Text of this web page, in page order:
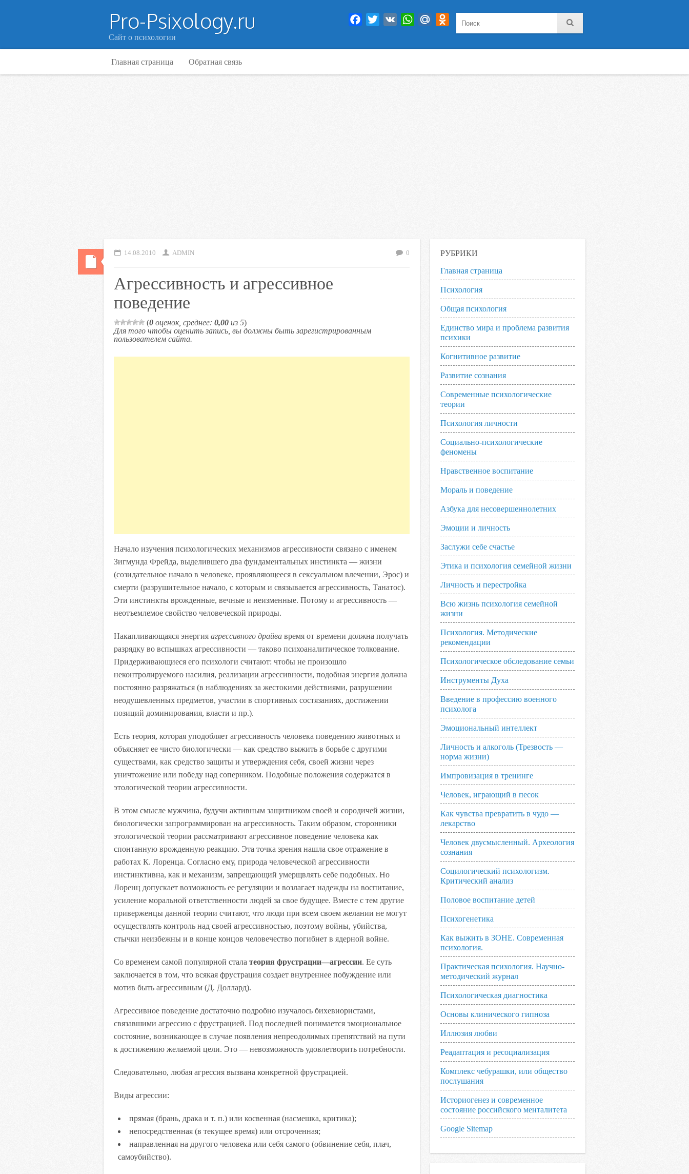
Pro-Psixology.ru
Сайт о психологии
Facebook
Twitter VK WhatsAppMail.RuOdnoklassniki
Главная страница Обратная связь
14.08.2010 ADMIN 0
Агрессивность и агрессивное
поведение
(0 оценок, среднее: 0,00 из 5)
Для того чтобы оценить запись, вы должны быть зарегистрированным
пользователем сайта.
Начало изучения психологических механизмов агрессивности связано с именем
Зигмунда Фрейда, выделившего два фундаментальных инстинкта — жизни
(созидательное начало в человеке, проявляющееся в сексуальном влечении, Эрос) и
смерти (разрушительное начало, с которым и связывается агрессивность, Танатос).
Эти инстинкты врожденные, вечные и неизменные. Потому и агрессивность —
неотъемлемое свойство человеческой природы.
Накапливающаяся энергия агрессивного драйва время от времени должна получать
разрядку во вспышках агрессивности — таково психоаналитическое толкование.
Придерживающиеся его психологи считают: чтобы не произошло
неконтролируемого насилия, реализации агрессивности, подобная энергия должна
постоянно разряжаться (в наблюдениях за жестокими действиями, разрушении
неодушевленных предметов, участии в спортивных состязаниях, достижении
позиций доминирования, власти и пр.).
Есть теория, которая уподобляет агрессивность человека поведению животных и
объясняет ее чисто биологически — как средство выжить в борьбе с другими
существами, как средство защиты и утверждения себя, своей жизни через
уничтожение или победу над соперником. Подобные положения содержатся в
этологической теории агрессивности.
В этом смысле мужчина, будучи активным защитником своей и сородичей жизни,
биологически запрограммирован на агрессивность. Таким образом, сторонники
этологической теории рассматривают агрессивное поведение человека как
спонтанную врожденную реакцию. Эта точка зрения нашла свое отражение в
работах К. Лоренца. Согласно ему, природа человеческой агрессивности
инстинктивна, как и механизм, запрещающий умерщвлять себе подобных. Но
Лоренц допускает возможность ее регуляции и возлагает надежды на воспитание,
усиление моральной ответственности людей за свое будущее. Вместе с тем другие
приверженцы данной теории считают, что люди при всем своем желании не могут
осуществлять контроль над своей агрессивностью, поэтому войны, убийства,
стычки неизбежны и в конце концов человечество погибнет в ядерной войне.
Со временем самой популярной стала теория фрустрации—агрессии. Ее суть
заключается в том, что всякая фрустрация создает внутреннее побуждение или
мотив быть агрессивным (Д. Доллард).
Агрессивное поведение достаточно подробно изучалось бихевиористами,
связавшими агрессию с фрустрацией. Под последней понимается эмоциональное
состояние, возникающее в случае появления непреодолимых препятствий на пути
к достижению желаемой цели. Это — невозможность удовлетворить потребности.
Следовательно, любая агрессия вызвана конкретной фрустрацией.
Виды агрессии:
прямая (брань, драка и т. п.) или косвенная (насмешка, критика);
непосредственная (в текущее время) или отсроченная;
направленная на другого человека или себя самого (обвинение себя, плач,
самоубийство).
РУБРИКИ
Главная страница
Психология
Общая психология
Единство мира и проблема развития
психики
Когнитивное развитие
Развитие сознания
Современные психологические
теории
Психология личности
Социально-психологические
феномены
Нравственное воспитание
Мораль и поведение
Азбука для несовершеннолетних
Эмоции и личность
Заслужи себе счастье
Этика и психология семейной жизни
Личность и перестройка
Всю жизнь психология семейной
жизни
Психология. Методические
рекомендации
Психологическое обследование семьи
Инструменты Духа
Введение в профессию военного
психолога
Эмоциональный интеллект
Личность и алкоголь (Трезвость —
норма жизни)
Импровизация в тренинге
Человек, играющий в песок
Как чувства превратить в чудо —
лекарство
Человек двусмысленный. Археология
сознания
Социлогический психологизм.
Критический анализ
Половое воспитание детей
Психогенетика
Как выжить в ЗОНЕ. Современная
психология.
Практическая психология. Научно-
методический журнал
Психологическая диагностика
Основы клинического гипноза
Иллюзия любви
Реадаптация и ресоциализация
Комплекс чебурашки, или общество
послушания
Историогенез и современное
состояние российского менталитета
Google Sitemap